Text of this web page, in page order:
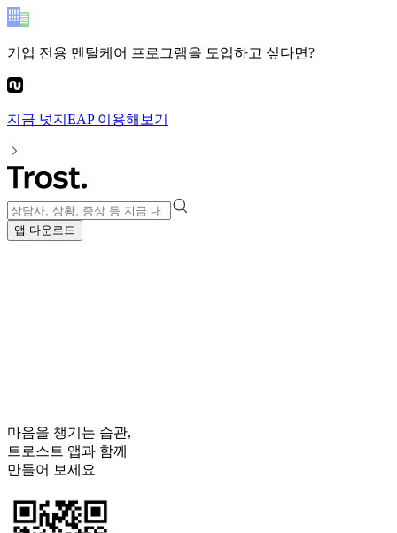
기업 전용 멘탈케어 프로그램을 도입하고 싶다면?
지금 넛지EAP이용해보기
앱 다운로드
마음을 챙기는 습관,
트로스트 앱과 함께
만들어 보세요